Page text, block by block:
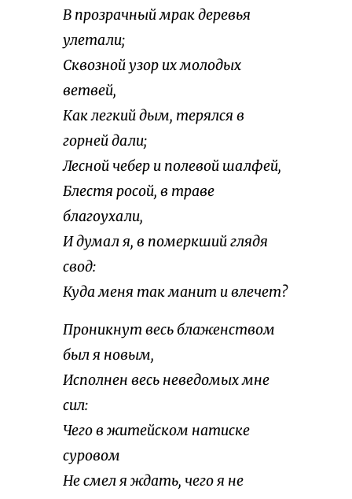
В прозрачный мрак деревья
улетали;
Сквозной узор их молодых
ветвей,
Как легкий дым, терялся в
горней дали;
Лесной чебер и полевой шалфей,
Блестя росой, в траве
благоухали,
И думал я, в померкший глядя
свод:
Куда меня так манит и влечет?
Проникнут весь блаженством
был я новым,
Исполнен весь неведомых мне
сил:
Чего в житейском натиске
суровом
Не смел я ждать, чего я не